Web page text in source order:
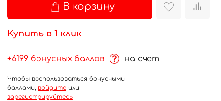
В корзину
Купить в 1 клик
+6199 бонусных баллов на счет
Чтобы воспользоваться бонусными
баллами, войдите или
зарегистрируйтесь